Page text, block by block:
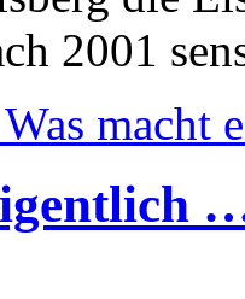
2001
Was macht